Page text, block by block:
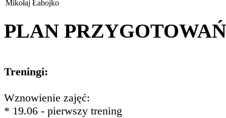
Mikołaj Łabojko
PLAN PRZYGOTOWAŃ
Treningi:
Wznowienie zajęć:
* 19.06 - pierwszy trening